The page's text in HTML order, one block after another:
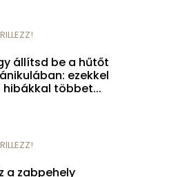
állítsd be a hűtőt
ezekkel
hibákkal többet...
a zabpehely